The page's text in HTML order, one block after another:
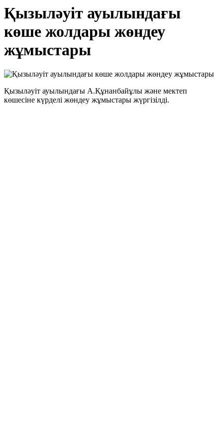
Қызыләуіт ауылындағы
көше жолдары жөндеу
жұмыстары
Қызыләуіт ауылындағы А.Құнанбайұлы және мектеп
көшесіне күрделі жөндеу жұмыстары жүргізілді.